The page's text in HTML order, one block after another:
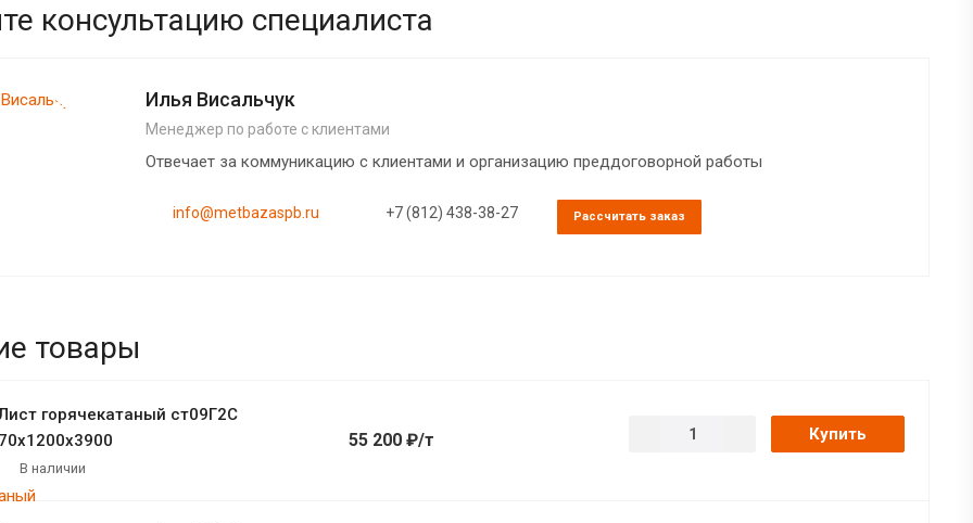
консультацию специалиста
Илья Висальчук
Менеджер по работе с клиентами
Отвечает за коммуникацию с клиентами и организацию преддоговорной работы
info@metbazaspb.ru +7 (812) 438-38-27 Рассчитать заказ
товары
горячекатаный ст09Г2С
В наличии
55 200 ₽/т Купить